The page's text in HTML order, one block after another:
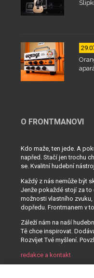
O FRONTMANOVI
Kdo maže, ten jede. A
napřed. Stačí jen trochu
se. Kvalitní hudební
Každý z nás nemůže být
Jenže pokaždé stojí za
možnosti vlastního
dopředu. Frontmanem v
Záleží nám na naší
Tě chce inspirovat.
Rozvíjet Tvé myšlení.
redakce a kontakt